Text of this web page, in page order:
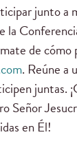
junto a
la
de cómo
. Reúne a
juntas.
Señor
en Él!